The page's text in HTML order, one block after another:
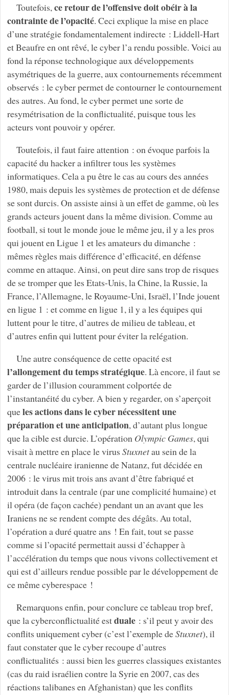
Toutefois,ce retour de l’offensive doit obéir à la
contrainte de l’opacité. Ceci explique la mise en place
d’une stratégie fondamentalement indirecte : Liddell-Hart
et Beaufre en ont rêvé, le cyber l’a rendu possible. Voici au
fond la réponse technologique aux développements
asymétriques de la guerre, aux contournements récemment
observés : le cyber permet de contourner le contournement
des autres. Au fond, le cyber permet une sorte de
resymétrisation de la conflictualité, puisque tous les
acteurs vont pouvoir y opérer.
Toutefois, il faut faire attention : on évoque parfois la
capacité du hacker a infiltrer tous les systèmes
informatiques. Cela a pu être le cas au cours des années
1980, mais depuis les systèmes de protection et de défense
se sont durcis. On assiste ainsi à un effet de gamme, où les
grands acteurs jouent dans la même division. Comme au
football, si tout le monde joue le même jeu, il y a les pros
qui jouent en Ligue 1 et les amateurs du dimanche :
mêmes règles mais différence d’efficacité, en défense
comme en attaque. Ainsi, on peut dire sans trop de risques
de se tromper que les Etats-Unis, la Chine, la Russie, la
France, l’Allemagne, le Royaume-Uni, Israël, l’Inde jouent
en ligue 1 : et comme en ligue 1, il y a les équipes qui
luttent pour le titre, d’autres de milieu de tableau, et
d’autres enfin qui luttent pour éviter la relégation.
Une autre conséquence de cette opacité est
l’allongement du temps stratégique. Là encore, il faut se
garder de l’illusion couramment colportée de
l’instantanéité du cyber. A bien y regarder, on s’aperçoit
queles actions dans le cyber nécessitent une
préparation et une anticipation, d’autant plus longue
que la cible est durcie. L’opération Olympic Games, qui
visait à mettre en place le virus Stuxnetau sein de la
centrale nucléaire iranienne de Natanz, fut décidée en
2006 : le virus mit trois ans avant d’être fabriqué et
introduit dans la centrale (par une complicité humaine) et
il opéra (de façon cachée) pendant un an avant que les
Iraniens ne se rendent compte des dégâts. Au total,
l’opération a duré quatre ans ! En fait, tout se passe
comme si l’opacité permettait aussi d’échapper à
l’accélération du temps que nous vivons collectivement et
qui est d’ailleurs rendue possible par le développement de
ce même cyberespace !
Remarquons enfin, pour conclure ce tableau trop bref,
que la cyberconflictualité estduale: s’il peut y avoir des
conflits uniquement cyber (c’est l’exemple deStuxnet), il
faut constater que le cyber recoupe d’autres
conflictualités : aussi bien les guerres classiques existantes
(cas du raid israélien contre la Syrie en 2007, cas des
réactions talibanes en Afghanistan) que les conflits